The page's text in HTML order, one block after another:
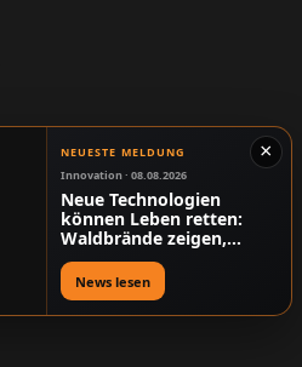
×
NEUESTE MELDUNG
Innovation · 08.08.2026
Neue Technologien
können Leben retten:
Waldbrände zeigen,
warum Digitalisierung
mehr als Komfort ist
News lesen